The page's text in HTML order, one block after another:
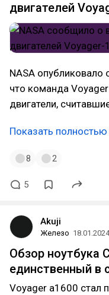
двигателей
NASA
что команда
двигатели,
Показать полностью
8 2
5
Akuji
Железо 18.01.2024
Обзор ноутбука
единственный в
Voyager a1600 стал